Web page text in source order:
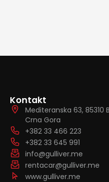
Kontakt
Mediteranska 63, 85310
Crna Gora
+382 33 466 223
+382 33 645 991
info@gulliver.me
rentacar@gulliver.me
www.gulliver.me